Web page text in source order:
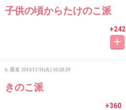
子供の頃からたけのこ派
+242
6. 匿名 2013/12/31(火) 10:28:29
きのこ派
+360